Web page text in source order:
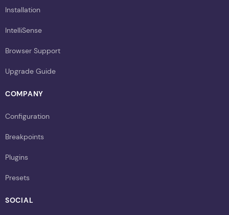
Installation
IntelliSense
Browser Support
Upgrade Guide
COMPANY
Configuration
Breakpoints
Plugins
Presets
SOCIAL